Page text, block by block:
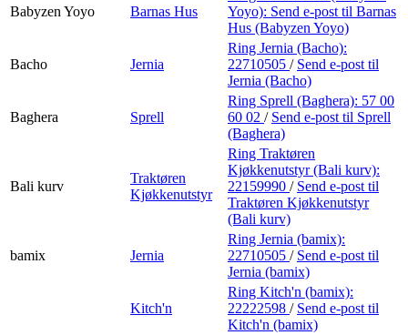
Babyzen Yoyo Barnas Hus
Yoyo): Send e-post til Barnas
Hus (Babyzen Yoyo)
Bacho Jernia
Ring Jernia (Bacho):
22710505 / Send e-post til
Jernia (Bacho)
Baghera Sprell
Ring Sprell (Baghera): 57 00
60 02 / Send e-post til Sprell
(Baghera)
Bali kurv
Traktøren
Kjøkkenutstyr
Ring Traktøren
Kjøkkenutstyr (Bali kurv):
22159990 / Send e-post til
Traktøren Kjøkkenutstyr
(Bali kurv)
bamix Jernia
Ring Jernia (bamix):
22710505 / Send e-post til
Jernia (bamix)
Kitch'n
Ring Kitch'n (bamix):
22222598 / Send e-post til
Kitch'n (bamix)